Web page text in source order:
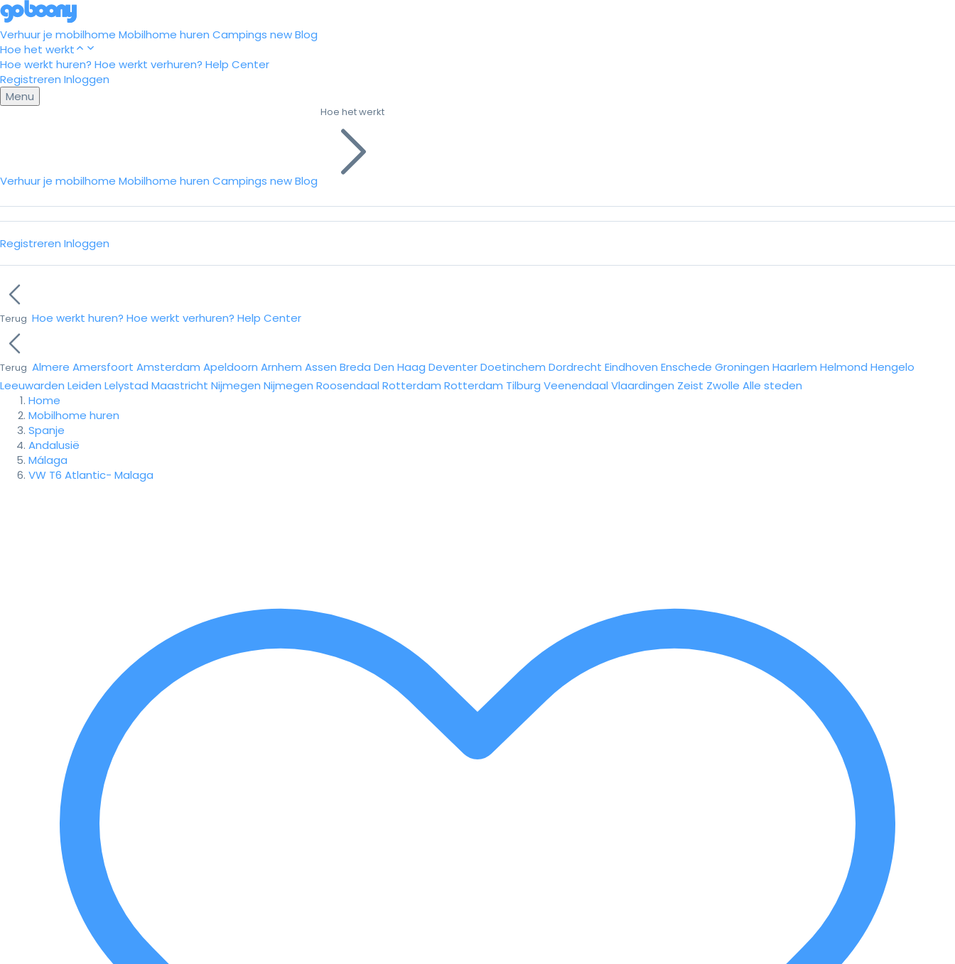
Verhuur je mobilhome Mobilhome huren Campings newBlog
Hoe het werkt
Hoe werkt huren? Hoe werkt verhuren? Help Center
Registreren Inloggen
Menu
Verhuur je mobilhome Mobilhome huren Campings newBlog
Hoe het werkt
Registreren Inloggen
Terug Hoe werkt huren? Hoe werkt verhuren? Help Center
Terug Almere Amersfoort Amsterdam Apeldoorn Arnhem Assen Breda Den Haag DeventerDoetinchem Dordrecht Eindhoven Enschede Groningen Haarlem Helmond Hengelo
Leeuwarden Leiden Lelystad Maastricht Nijmegen Nijmegen Roosendaal Rotterdam Rotterdam Tilburg Veenendaal Vlaardingen Zeist Zwolle Alle steden
Home
Mobilhome huren
Spanje
Andalusië
Málaga
VW T6 Atlantic- Malaga